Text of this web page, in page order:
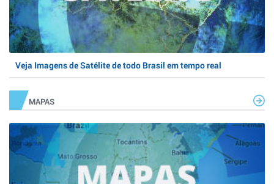
Veja Imagens de Satélite de todo Brasil em tempo real
MAPAS